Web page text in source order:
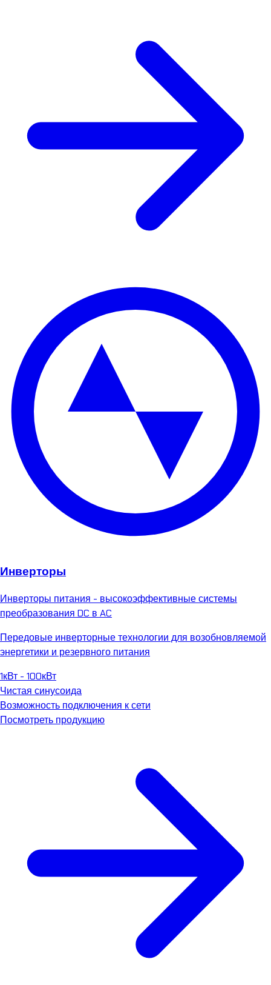
Инверторы
Инверторы питания - высокоэффективные системы
преобразования DC в AC
Передовые инверторные технологии для возобновляемой
энергетики и резервного питания
1кВт - 100кВт
Чистая синусоида
Возможность подключения к сети
Посмотреть продукцию